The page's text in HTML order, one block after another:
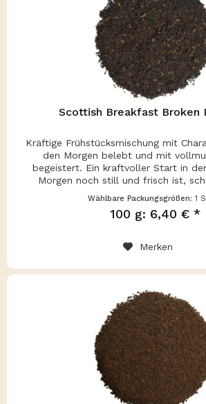
Scottish Breakfast Broken
Kräftige Frühstücksmischung mit
den Morgen belebt und mit
begeistert. Ein kraftvoller Start in
Morgen noch still und frisch ist,
„Scottish Breakfast
Wählbare Packungsgrößen: 1
100 g: 6,40 € *
Merken